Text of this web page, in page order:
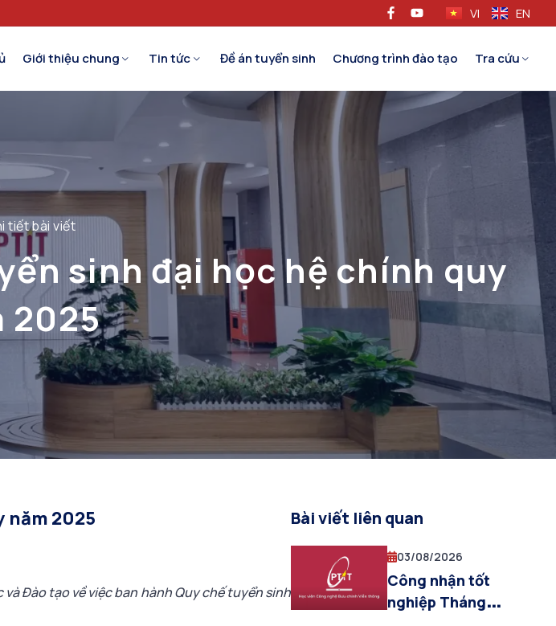
VI EN
Giới thiệu chung Tin tức Đề án tuyển sinh Chương trình đào tạo Tra cứu
tiết bài viết
sinh đại học hệ chính quy
2025
năm 2025
Đào tạo về việc ban hành Quy chế tuyển sinh
Bài viết liên quan
03/08/2026
Công nhận tốt
nghiệp Tháng